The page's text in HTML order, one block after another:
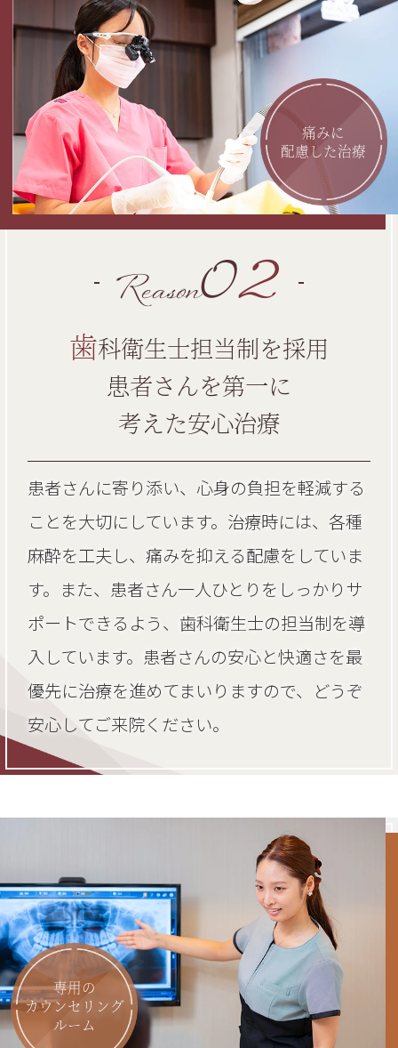
痛みに
配慮した治療
Reason02
歯科衛生士担当制を採用
患者さんを第一に
考えた安心治療
患者さんに寄り添い、心身の負担を軽減する
ことを大切にしています。治療時には、各種
麻酔を工夫し、痛みを抑える配慮をしていま
す。また、患者さん一人ひとりをしっかりサ
ポートできるよう、歯科衛生士の担当制を導
入しています。患者さんの安心と快適さを最
優先に治療を進めてまいりますので、どうぞ
安心してご来院ください。
専用の
カウンセリング
ルーム